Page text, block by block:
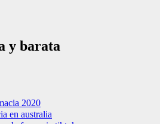
y barata
2020
en australia